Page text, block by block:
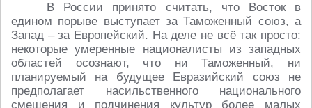
В России принято считать, что Восток в
едином порыве выступает за Таможенный союз, а
Запад – за Европейский. На деле не всё так просто:
некоторые умеренные националисты из западных
областей осознают, что ни Таможенный, ни
планируемый на будущее Евразийский союз не
предполагает насильственного национального
смешения и подчинения культур более малых